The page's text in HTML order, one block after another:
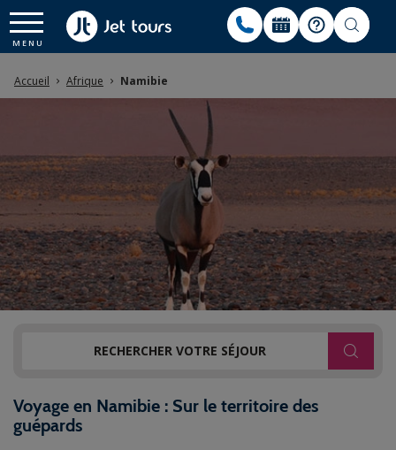
Accueil Afrique Namibie
RECHERCHER VOTRE SÉJOUR
Voyage en Namibie : Sur le territoire des
guépards